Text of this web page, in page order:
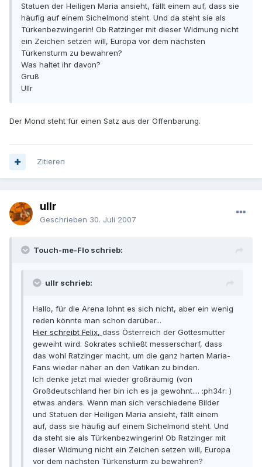
Statuen der Heiligen Maria ansieht, fällt einem auf, dass sie
häufig auf einem Sichelmond steht. Und da steht sie als
Türkenbezwingerin! Ob Ratzinger mit dieser Widmung nicht
ein Zeichen setzen will, Europa vor dem nächsten
Türkensturm zu bewahren?
Was haltet ihr davon?
Gruß
Ullr
Der Mond steht für einen Satz aus der Offenbarung.
Zitieren
ullr
Geschrieben 30. Juli 2007
Touch-me-Flo schrieb:
ullr schrieb:
Hallo, für die Arena lohnt es sich nicht, aber ein wenig
reden könnte man schon darüber...
Hier schreibt Felix, dass Österreich der Gottesmutter
geweiht wird. Sokrates schließt messerscharf, dass
das wohl Ratzinger macht, um die ganz harten Maria-
Fans wieder näher an den Vatikan zu binden.
Ich denke jetzt mal wieder großräumig (von
Großdeutschland her bin ich es ja gewohnt.... :ph34r: )
etwas anders. Wenn man sich verschiedene Bilder
und Statuen der Heiligen Maria ansieht, fällt einem
auf, dass sie häufig auf einem Sichelmond steht. Und
da steht sie als Türkenbezwingerin! Ob Ratzinger mit
dieser Widmung nicht ein Zeichen setzen will, Europa
vor dem nächsten Türkensturm zu bewahren?